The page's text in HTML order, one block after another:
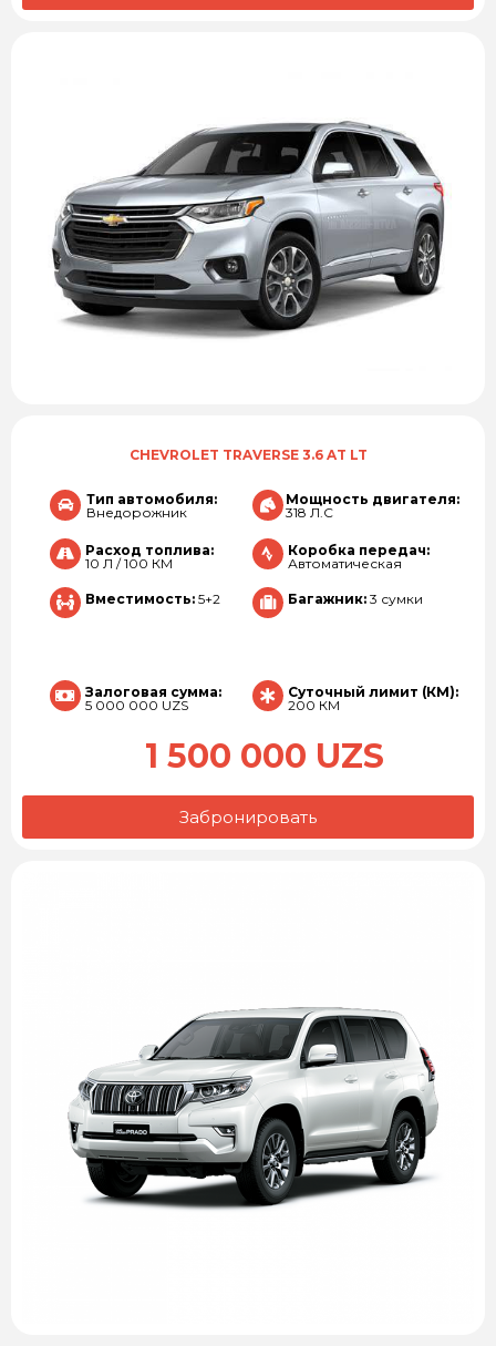
CHEVROLET TRAVERSE 3.6 AT LT
Тип автомобиля:
Внедорожник
Мощность двигателя:
318 Л.С
Расход топлива:
10 Л / 100 КМ
Коробка передач:
Автоматическая
Вместимость: 5+2 Багажник: 3 сумки
Залоговая сумма:
5 000 000 UZS
Суточный лимит (КМ):
200 КМ
1 500 000 UZS
Забронировать